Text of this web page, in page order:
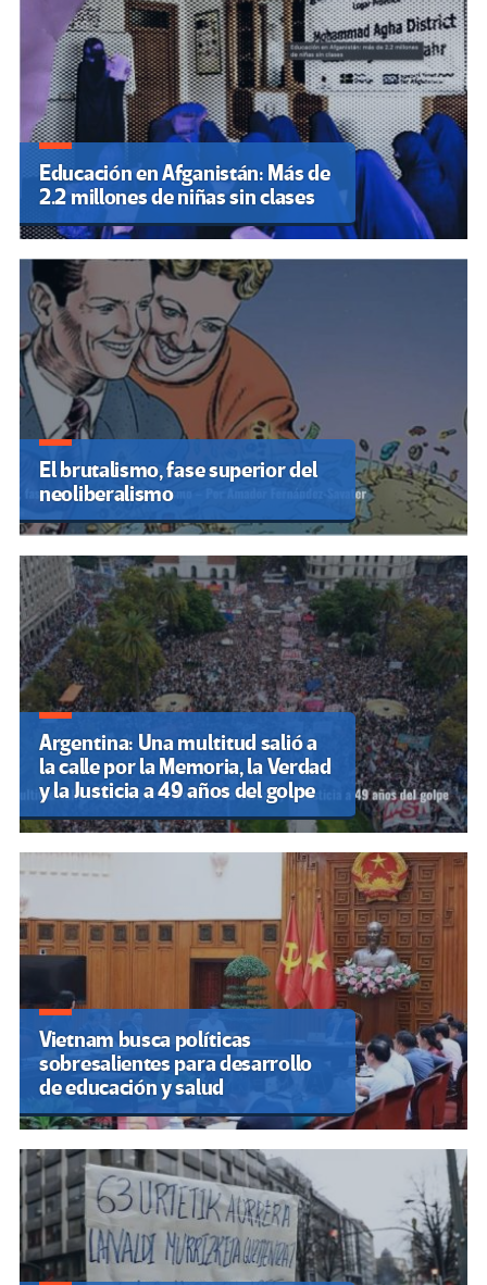
Educación en Afganistán: Más de
2.2 millones de niñas sin clases
El brutalismo, fase superior del
neoliberalismo
Argentina: Una multitud salió a
la calle por la Memoria, la Verdad
y la Justicia a 49 años del golpe
Vietnam busca políticas
sobresalientes para desarrollo
de educación y salud